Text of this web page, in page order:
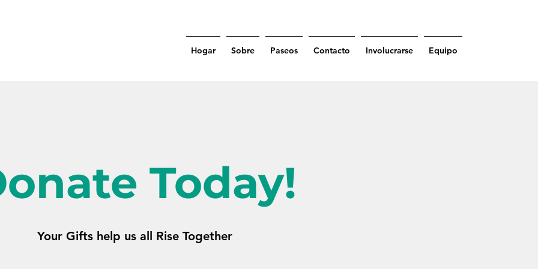
Hogar Sobre Paseos Contacto Involucrarse Equipo
Today!
Your Gifts help us all Rise Together